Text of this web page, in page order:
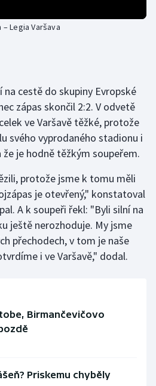
Legia Varšava
na cestě do skupiny Evropské
zápas skončil 2:2. V odvetě
ve Varšavě těžké, protože
svého vyprodaného stadionu i
je hodně těžkým soupeřem.
protože jsme k tomu měli
je otevřený," konstatoval
A k soupeři řekl: "Byli silní na
ještě nerozhoduje. My jsme
přechodech, v tom je naše
i ve Varšavě," dodal.
Birmančevičovo
Priskemu chyběly